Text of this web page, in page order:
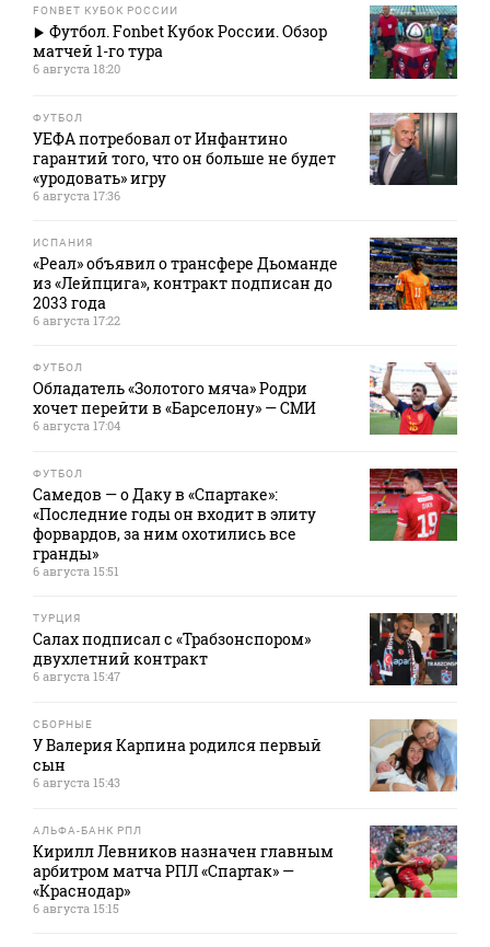
FONBET КУБОК РОССИИ
Футбол. Fonbet Кубок России. Обзор
матчей 1-го тура
6 августа 18:20
ФУТБОЛ
УЕФА потребовал от Инфантино
гарантий того, что он больше не будет
«уродовать» игру
6 августа 17:36
ИСПАНИЯ
«Реал» объявил о трансфере Дьоманде
из «Лейпцига», контракт подписан до
2033 года
6 августа 17:22
ФУТБОЛ
Обладатель «Золотого мяча» Родри
хочет перейти в «Барселону» — СМИ
6 августа 17:04
ФУТБОЛ
Самедов — о Даку в «Спартаке»:
«Последние годы он входит в элиту
форвардов, за ним охотились все
гранды»
6 августа 15:51
ТУРЦИЯ
Салах подписал с «Трабзонспором»
двухлетний контракт
6 августа 15:47
СБОРНЫЕ
У Валерия Карпина родился первый
сын
6 августа 15:43
АЛЬФА-БАНК РПЛ
Кирилл Левников назначен главным
арбитром матча РПЛ «Спартак» —
«Краснодар»
6 августа 15:15